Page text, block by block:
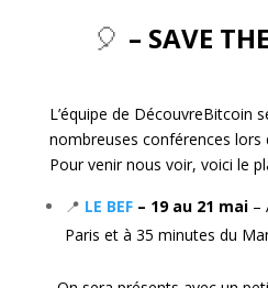
🎈 – SAVE
L’équipe de DécouvreBitcoin
nombreuses conférences lors
Pour venir nous voir, voici le
📍 LE BEF – 19 au 21 mai –
Paris et à 35 minutes du